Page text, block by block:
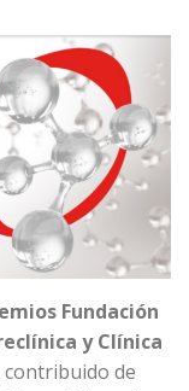
Fundación
y Clínica
de